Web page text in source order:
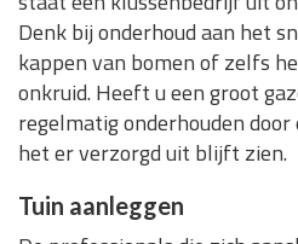
Denk bij onderhoud aan het
kappen van bomen of zelfs
onkruid. Heeft u een groot
regelmatig onderhouden
het er verzorgd uit blijft zien.
Tuin aanleggen